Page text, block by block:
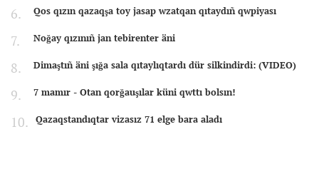
Qos qızın qazaqşa toy jasap wzatqan qıtaydıñ qwpiyası
Noğay qızınıñ jan tebirenter äni
Dimaştıñ äni şığa sala qıtaylıqtardı dür silkindirdi: (VIDEO)
7 mamır - Otan qorğauşılar küni qwttı bolsın!
Qazaqstandıqtar vizasız 71 elge bara aladı